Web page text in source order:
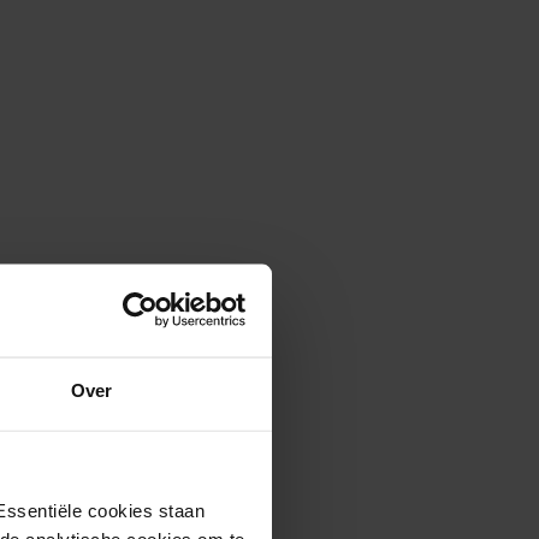
Over
cookies staan